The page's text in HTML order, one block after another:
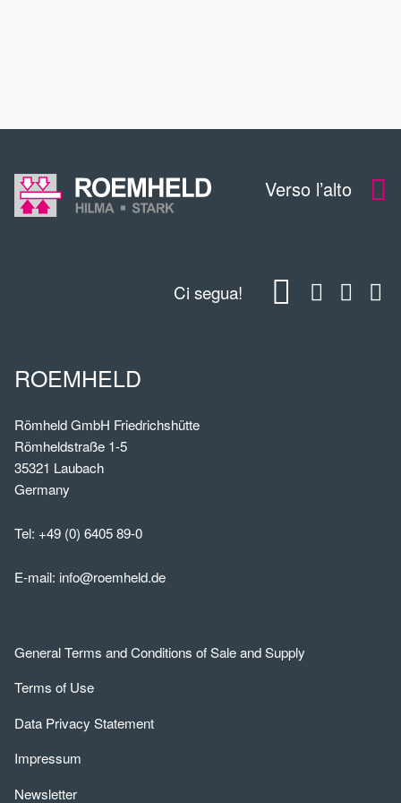
Verso l’alto
Ci segua!
ROEMHELD
Römheld GmbH Friedrichshütte
Römheldstraße 1-5
35321 Laubach
Germany
Tel: +49 (0) 6405 89-0
E-mail: info@roemheld.de
General Terms and Conditions of Sale and Supply
Terms of Use
Data Privacy Statement
Impressum
Newsletter